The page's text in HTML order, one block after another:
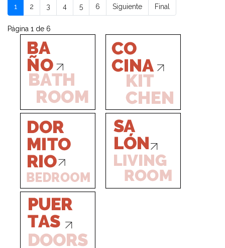
1 2 3 4 5 6 Siguiente Final
Página 1 de 6